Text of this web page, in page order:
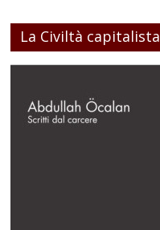
La Civiltà capitalista